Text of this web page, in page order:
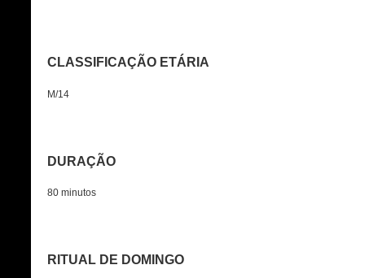
CLASSIFICAÇÃO ETÁRIA
M/14
DURAÇÃO
80 minutos
RITUAL DE DOMINGO